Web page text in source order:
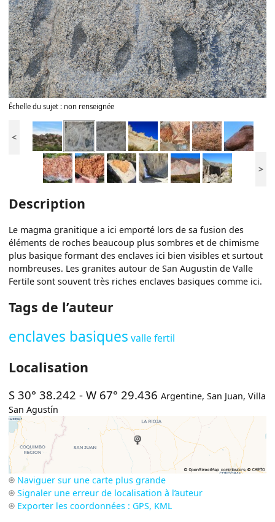
Échelle du sujet : non renseignée
<
>
Description
Le magma granitique a ici emporté lors de sa fusion des
éléments de roches beaucoup plus sombres et de chimisme
plus basique formant des enclaves ici bien visibles et surtout
nombreuses. Les granites autour de San Augustin de Valle
Fertile sont souvent très riches enclaves basiques comme ici.
Tags de l’auteur
enclaves basiques valle fertil
Localisation
S 30° 38.242 -W 67° 29.436 Argentine,San Juan,Villa
San Agustín
Naviguer sur une carte plus grande
Signaler une erreur de localisation à l’auteur
Exporter les coordonnées : GPS, KML